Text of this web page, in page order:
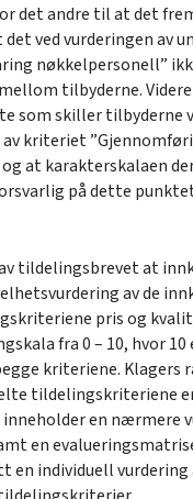
det andre til at det
ved vurderingen av
nøkkelpersonell”
tilbyderne.
som skiller tilbyderne
kriteriet
at karakterskalaen
på dette
tildelingsbrevet at
av de
pris og
fra 0 – 10, hvor 10
kriteriene. Klagers
tildelingskriteriene
en nærmere
en
en individuell vurdering